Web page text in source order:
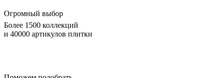
Огромный выбор
Более 1500 коллекций
и 40000 артикулов плитки